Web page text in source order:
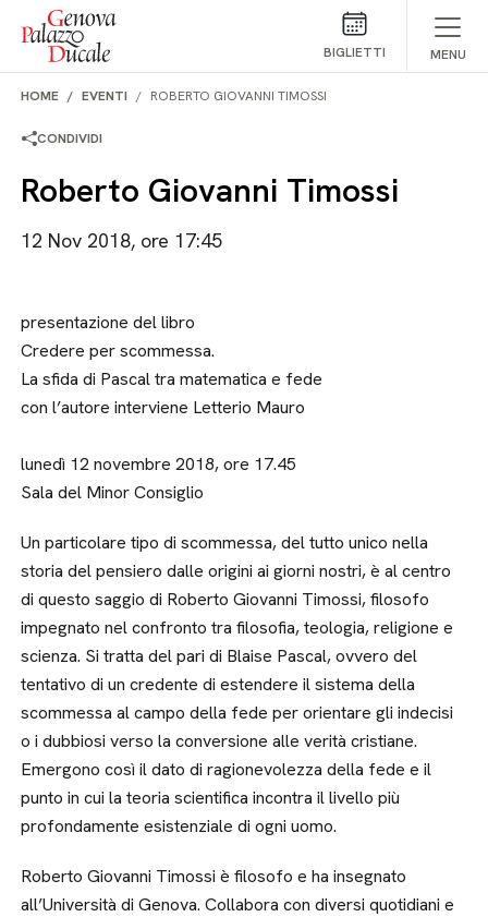
Salta al contenuto
BIGLIETTI MENU
HOME EVENTI ROBERTO GIOVANNI TIMOSSI
CONDIVIDI
Roberto Giovanni Timossi
12 Nov 2018, ore 17:45
presentazione del libro
Credere per scommessa.
La sfida di Pascal tra matematica e fede
con l’autore interviene Letterio Mauro
lunedì 12 novembre 2018, ore 17.45
Sala del Minor Consiglio
Un particolare tipo di scommessa, del tutto unico nella
storia del pensiero dalle origini ai giorni nostri, è al centro
di questo saggio di Roberto Giovanni Timossi, filosofo
impegnato nel confronto tra filosofia, teologia, religione e
scienza. Si tratta del pari di Blaise Pascal, ovvero del
tentativo di un credente di estendere il sistema della
scommessa al campo della fede per orientare gli indecisi
o i dubbiosi verso la conversione alle verità cristiane.
Emergono così il dato di ragionevolezza della fede e il
punto in cui la teoria scientifica incontra il livello più
profondamente esistenziale di ogni uomo.
Roberto Giovanni Timossi è filosofo e ha insegnato
all’Università di Genova. Collabora con diversi quotidiani e